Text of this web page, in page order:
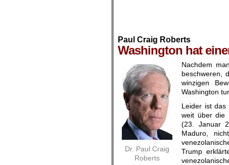
Paul Craig Roberts
Washington hat
Dr. Paul Craig
Roberts
Nachdem
beschweren,
winzigen
Washington
Leider ist das
weit über die
(23. Januar
Maduro,
Trump